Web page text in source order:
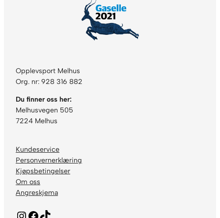
Opplevsport Melhus
Org. nr: 928 316 882
Du finner oss her:
Melhusvegen 505
7224 Melhus
Kundeservice
Personvernerklæring
Kjøpsbetingelser
Om oss
Angreskjema